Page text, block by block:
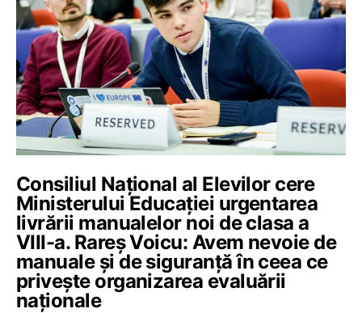
Consiliul Național al Elevilor cere
Ministerului Educației urgentarea
livrării manualelor noi de clasa a
VIII-a. Rareș Voicu: Avem nevoie de
manuale și de siguranță în ceea ce
privește organizarea evaluării
naționale